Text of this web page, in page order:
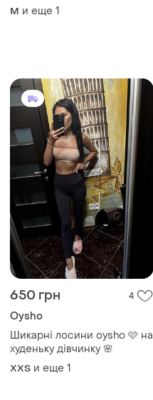
M и еще 1
650 грн 4
Oysho
Шикарні лосини oysho 🩷 на
худеньку дівчинку 🌸
XХS и еще 1